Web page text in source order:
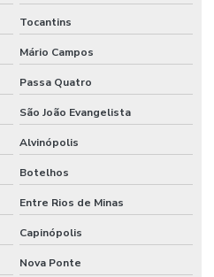
Tocantins
Mário Campos
Passa Quatro
São João Evangelista
Alvinópolis
Botelhos
Entre Rios de Minas
Capinópolis
Nova Ponte